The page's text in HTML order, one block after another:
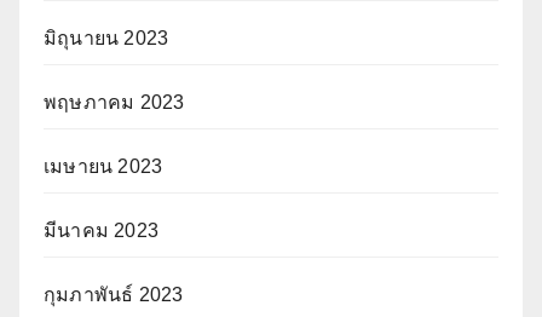
มิถุนายน 2023
พฤษภาคม 2023
เมษายน 2023
มีนาคม 2023
กุมภาพันธ์ 2023